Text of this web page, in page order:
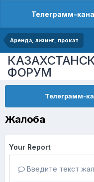
Телеграмм-
Аренда, лизинг, прокат
ФОРУМ
Телеграмм-
Жалоба
Your Report
Введите текст